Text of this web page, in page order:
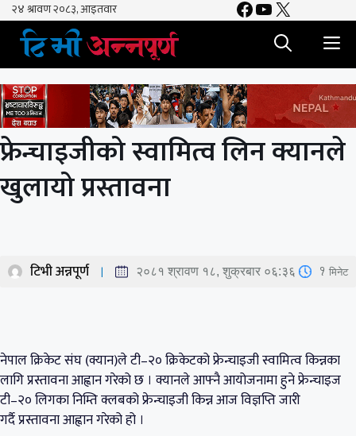
Skip
content
Facebook
YouTube
X
फ्रेन्चाइजीको स्वामित्व लिन क्यानले
खुलायो प्रस्तावना
टिभी अन्नपूर्ण २०८१ श्रावण १८, शुक्रबार ०६:३६ 1 मिनेट
नेपाल क्रिकेट संघ (क्यान)ले टी–२० क्रिकेटको फ्रेन्चाइजी स्वामित्व किन्नका
लागि प्रस्तावना आह्वान गरेको छ । क्यानले आफ्नै आयोजनामा हुने फ्रेन्चाइज
टी–२० लिगका निम्ति क्लबको फ्रेन्चाइजी किन्न आज विज्ञप्ति जारी
गर्दै प्रस्तावना आह्वान गरेको हो ।